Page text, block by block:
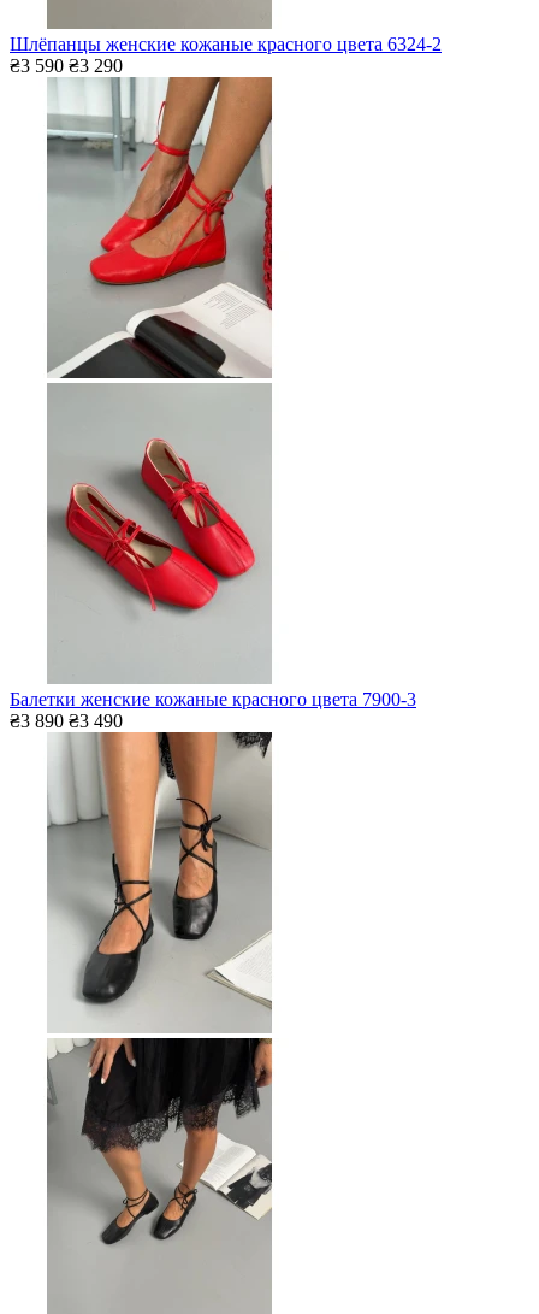
Шлёпанцы женские кожаные красного цвета 6324-2
₴3 590 ₴3 290
Балетки женские кожаные красного цвета 7900-3
₴3 890 ₴3 490